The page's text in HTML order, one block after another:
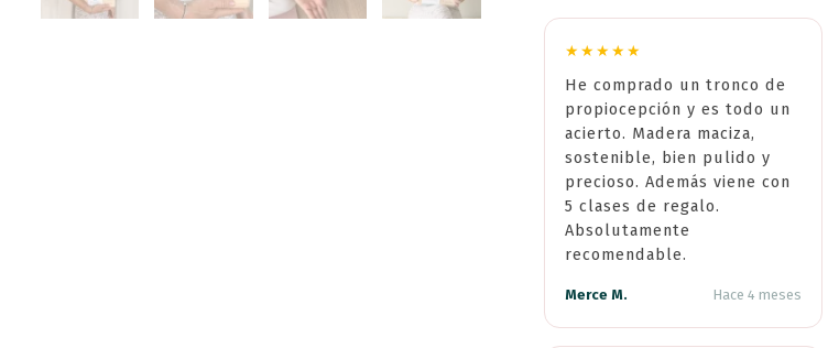
★★★★★
He comprado un tronco de
propiocepción y es todo un
acierto. Madera maciza,
sostenible, bien pulido y
precioso. Además viene con
5 clases de regalo.
Absolutamente
recomendable.
Merce M. Hace 4 meses